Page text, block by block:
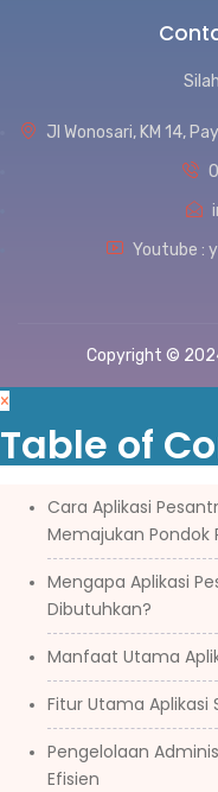
Jl Wonosari, KM 14,
Youtube :
Copyright ©
×
Table of
Cara Aplikasi
Memajukan Pondok
Mengapa Aplikasi
Dibutuhkan?
Manfaat Utama
Fitur Utama Aplikasi
Pengelolaan
Efisien